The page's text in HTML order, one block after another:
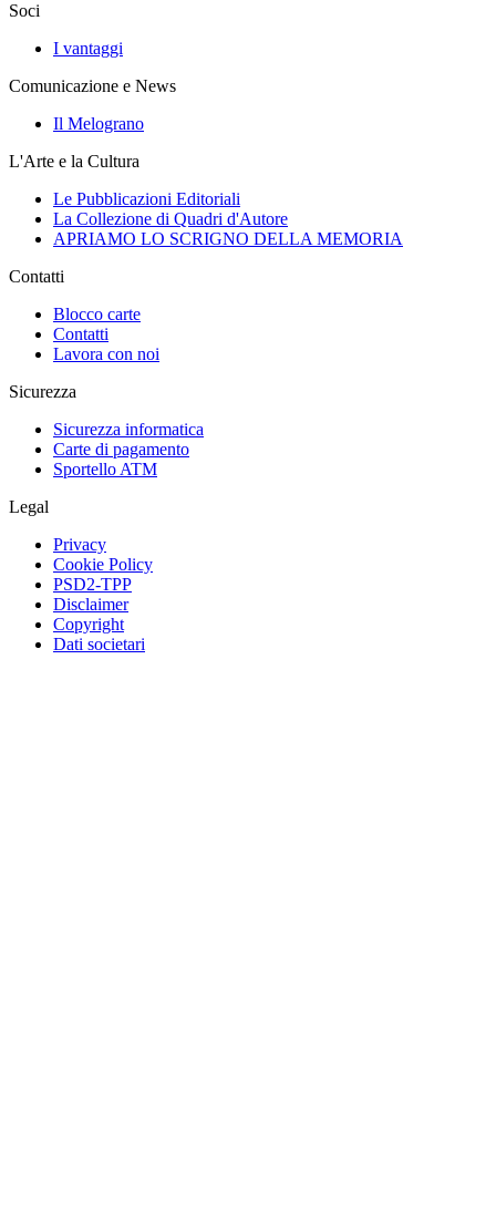
Soci
I vantaggi
Comunicazione e News
Il Melograno
L'Arte e la Cultura
Le Pubblicazioni Editoriali
La Collezione di Quadri d'Autore
APRIAMO LO SCRIGNO DELLA MEMORIA
Contatti
Blocco carte
Contatti
Lavora con noi
Sicurezza
Sicurezza informatica
Carte di pagamento
Sportello ATM
Legal
Privacy
Cookie Policy
PSD2-TPP
Disclaimer
Copyright
Dati societari